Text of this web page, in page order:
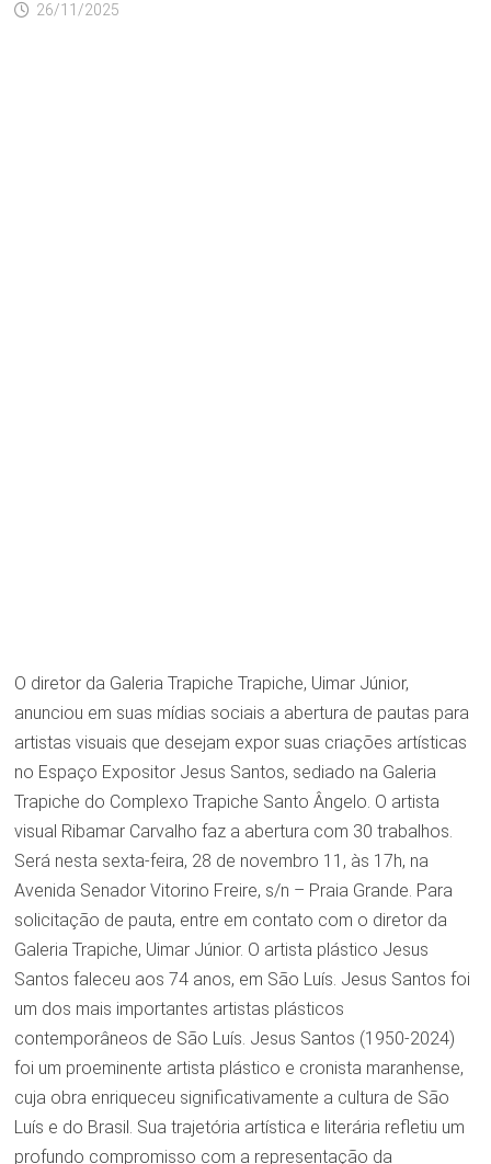
26/11/2025
O diretor da Galeria Trapiche Trapiche, Uimar Júnior,
anunciou em suas mídias sociais a abertura de pautas para
artistas visuais que desejam expor suas criações artísticas
no Espaço Expositor Jesus Santos, sediado na Galeria
Trapiche do Complexo Trapiche Santo Ângelo. O artista
visual Ribamar Carvalho faz a abertura com 30 trabalhos.
Será nesta sexta-feira, 28 de novembro 11, às 17h, na
Avenida Senador Vitorino Freire, s/n – Praia Grande. Para
solicitação de pauta, entre em contato com o diretor da
Galeria Trapiche, Uimar Júnior. O artista plástico Jesus
Santos faleceu aos 74 anos, em São Luís. Jesus Santos foi
um dos mais importantes artistas plásticos
contemporâneos de São Luís. Jesus Santos (1950-2024)
foi um proeminente artista plástico e cronista maranhense,
cuja obra enriqueceu significativamente a cultura de São
Luís e do Brasil. Sua trajetória artística e literária refletiu um
profundo compromisso com a representação da